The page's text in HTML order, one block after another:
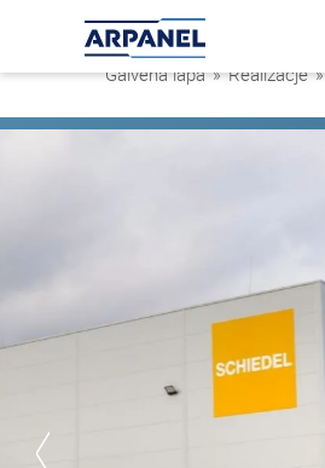
Galvenā lapa » Realizacje »